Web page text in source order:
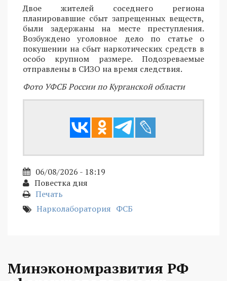
Двое жителей соседнего региона
планировавшие сбыт запрещенных веществ,
были задержаны на месте преступления.
Возбуждено уголовное дело по статье о
покушении на сбыт наркотических средств в
особо крупном размере. Подозреваемые
отправлены в СИЗО на время следствия.
Фото УФСБ России по Курганской области
06/08/2026 - 18:19
Повестка дня
Печать
Нарколаборатория ФСБ
Минэкономразвития РФ